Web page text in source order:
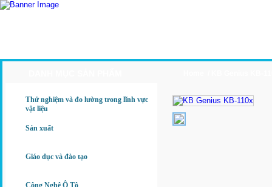
Thử nghiệm và đo lường trong lĩnh vực
vật liệu
Sản xuất
Giáo dục và đào tạo
Công Nghệ Ô Tô